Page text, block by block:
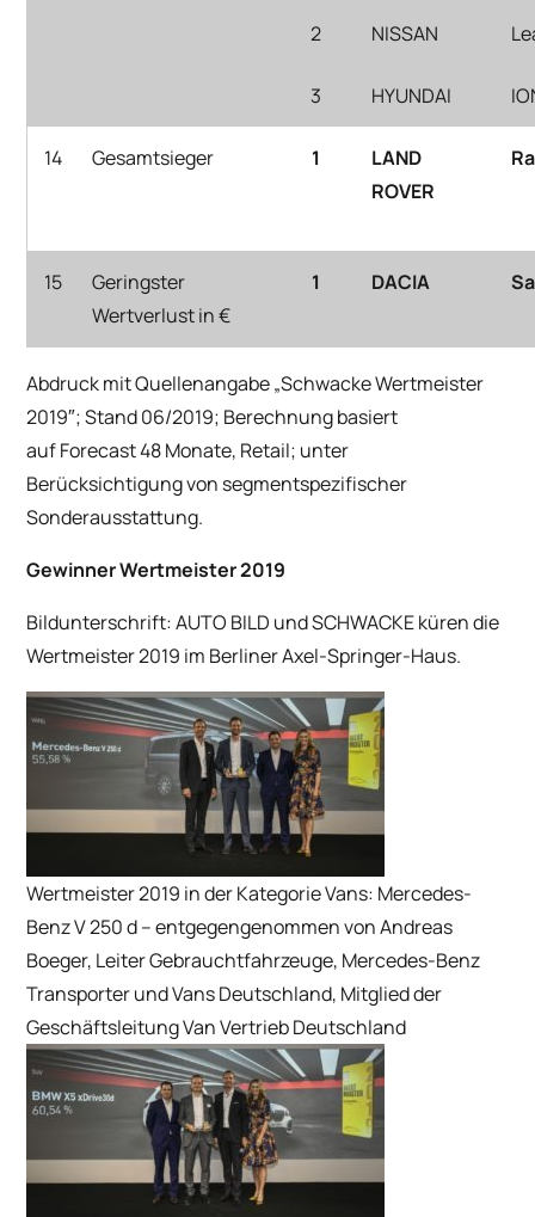
2 NISSAN
3 HYUNDAI
14 Gesamtsieger 1
LAND
ROVER
15
Geringster
Wertverlust in €
1 DACIA
Abdruck mit Quellenangabe „SchwackeWertmeister
2019″; Stand 06/2019; Berechnung basiert
auf Forecast 48 Monate, Retail; unter
Berücksichtigung von segmentspezifischer
Sonderausstattung.
Gewinner Wertmeister 2019
Bildunterschrift: AUTO BILD und SCHWACKE küren die
Wertmeister 2019 im Berliner Axel-Springer-Haus.
Wertmeister 2019 in der Kategorie Vans: Mercedes-
Benz V 250 d – entgegengenommen von Andreas
Boeger, Leiter Gebrauchtfahrzeuge, Mercedes-Benz
Transporter und Vans Deutschland, Mitglied der
Geschäftsleitung Van Vertrieb Deutschland